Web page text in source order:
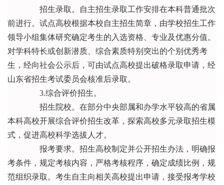
招生录取。自主招生录取工作安排在本科普通批次
前进行。试点高校根据本校自主招生简章，由学校招生工作
领导小组集体研究确定考生的入选资格、专业及优惠分值。
对学科特长或创新潜质、综合素质特别突出的个别优秀考
生，经向社会公示后，可由试点高校提出破格录取申请，经
山东省招生考试委员会核准后录取。
3.综合评价招生。
招生院校。在部分中央部属和办学水平较高的省属
本科高校开展综合评价招生改革，探索高校多元录取招生模
式，促进高校科学选拔人才。
报考要求。招生高校制定并公开招生办法，明确报
考条件，规定考核内容，严格考核程序，确定成绩比例，规
范组织录取。考生自主向相关高校提出申请，接受报考学校